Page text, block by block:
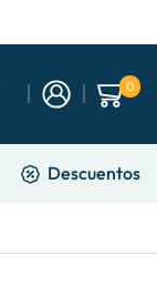
0
Descuentos